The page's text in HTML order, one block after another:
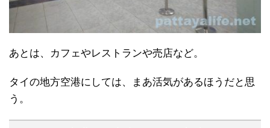
あとは、カフェやレストランや売店など。
タイの地方空港にしては、まあ活気があるほうだと思
う。